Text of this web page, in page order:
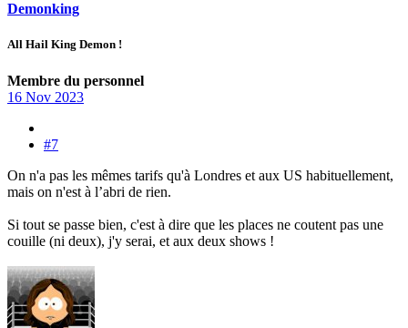
Demonking
All Hail King Demon !
Membre du personnel
16 Nov 2023
#7
On n'a pas les mêmes tarifs qu'à Londres et aux US habituellement,
mais on n'est à l’abri de rien.
Si tout se passe bien, c'est à dire que les places ne coutent pas une
couille (ni deux), j'y serai, et aux deux shows !